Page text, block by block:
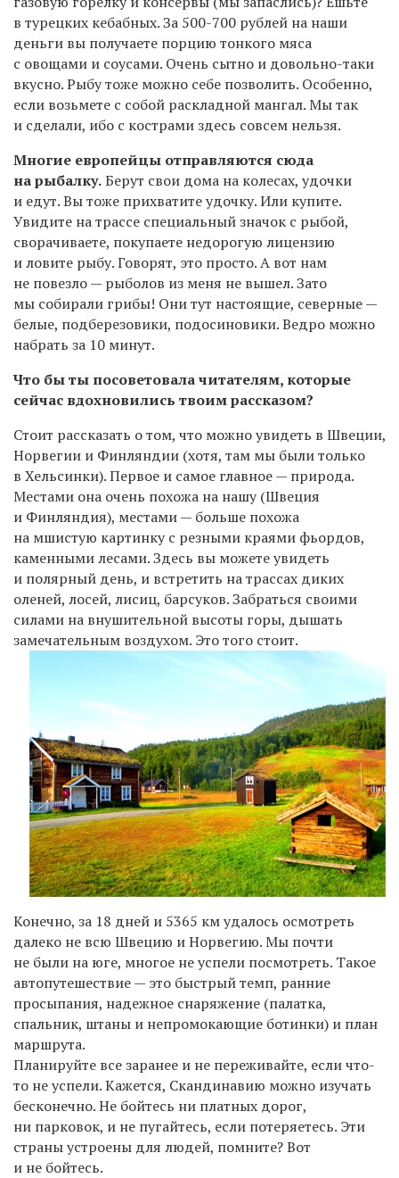
в турецких кебабных. За 500-700 рублей на наши
деньги вы получаете порцию тонкого мяса
с овощами и соусами. Очень сытно и довольно-таки
вкусно. Рыбу тоже можно себе позволить. Особенно,
если возьмете с собой раскладной мангал. Мы так
и сделали, ибо с кострами здесь совсем нельзя.
Многие европейцы отправляются сюда
на рыбалку.Берут свои дома на колесах, удочки
и едут. Вы тоже прихватите удочку. Или купите.
Увидите на трассе специальный значок с рыбой,
сворачиваете, покупаете недорогую лицензию
и ловите рыбу. Говорят, это просто. А вот нам
не повезло — рыболов из меня не вышел. Зато
мы собирали грибы! Они тут настоящие, северные —
белые, подберезовики, подосиновики. Ведро можно
набрать за 10 минут.
Что бы ты посоветовала читателям, которые
сейчас вдохновились твоим рассказом?
Стоит рассказать о том, что можно увидеть в Швеции,
Норвегии и Финляндии (хотя, там мы были только
в Хельсинки). Первое и самое главное — природа.
Местами она очень похожа на нашу (Швеция
и Финляндия), местами — больше похожа
на мшистую картинку с резными краями фьордов,
каменными лесами. Здесь вы можете увидеть
и полярный день, и встретить на трассах диких
оленей, лосей, лисиц, барсуков. Забраться своими
силами на внушительной высоты горы, дышать
замечательным воздухом. Это того стоит.
Конечно, за 18 дней и 5365 км удалось осмотреть
далеко не всю Швецию и Норвегию. Мы почти
не были на юге, многое не успели посмотреть. Такое
автопутешествие — это быстрый темп, ранние
просыпания, надежное снаряжение (палатка,
спальник, штаны и непромокающие ботинки) и план
маршрута.
Планируйте все заранее и не переживайте, если что-
то не успели. Кажется, Скандинавию можно изучать
бесконечно. Не бойтесь ни платных дорог,
ни парковок, и не пугайтесь, если потеряетесь. Эти
страны устроены для людей, помните? Вот
и не бойтесь.